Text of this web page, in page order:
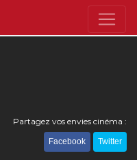
Partagez vos envies cinéma :
Facebook Twitter